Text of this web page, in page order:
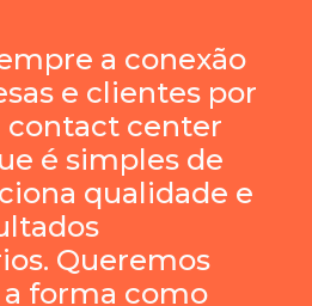
a conexão
e clientes por
contact center
é simples de
qualidade e
Queremos
forma como